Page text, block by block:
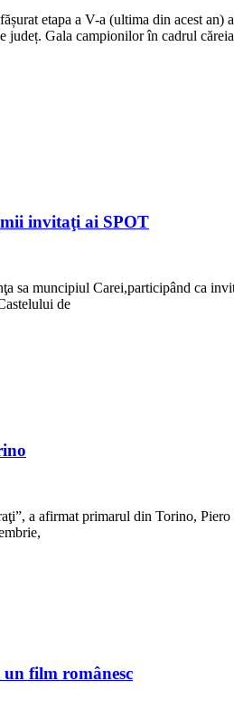
etapa a V-a (ultima din acest
Gala campionilor în cadrul
invitaţi ai SPOT
sa muncipiul Carei,participând ca
de
a afirmat primarul din Torino,
film românesc